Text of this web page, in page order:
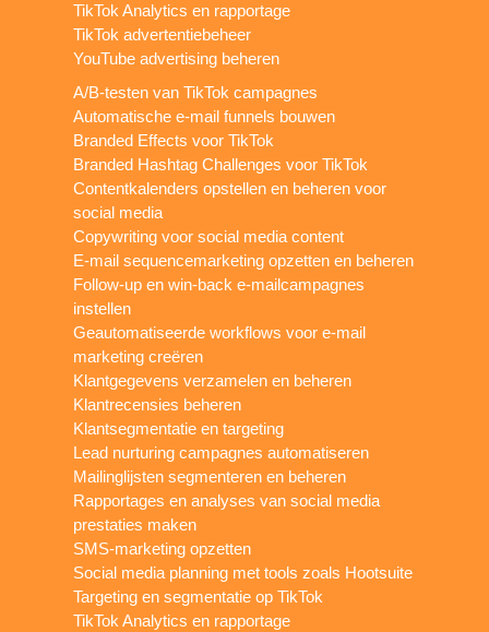
TikTok Analytics en rapportage
TikTok advertentiebeheer
YouTube advertising beheren
A/B-testen van TikTok campagnes
Automatische e-mail funnels bouwen
Branded Effects voor TikTok
Branded Hashtag Challenges voor TikTok
Contentkalenders opstellen en beheren voor
social media
Copywriting voor social media content
E-mail sequencemarketing opzetten en beheren
Follow-up en win-back e-mailcampagnes
instellen
Geautomatiseerde workflows voor e-mail
marketing creëren
Klantgegevens verzamelen en beheren
Klantrecensies beheren
Klantsegmentatie en targeting
Lead nurturing campagnes automatiseren
Mailinglijsten segmenteren en beheren
Rapportages en analyses van social media
prestaties maken
SMS-marketing opzetten
Social media planning met tools zoals Hootsuite
Targeting en segmentatie op TikTok
TikTok Analytics en rapportage